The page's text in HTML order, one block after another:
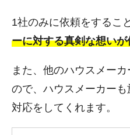
1社のみに依頼をするこ
ーに対する真剣な想い
また、他のハウスメー
ので、ハウスメーカー
対応をしてくれます。